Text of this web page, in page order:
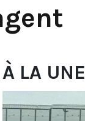
À LA UNE